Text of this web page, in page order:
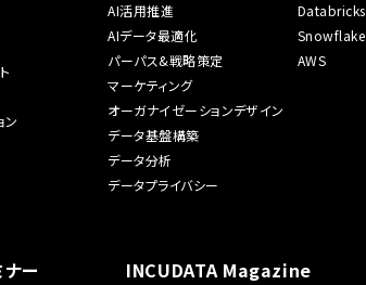
ン
AI活用推進
AIデータ最適化
パーパス&戦略策定
マーケティング
オーガナイゼーションデザイン
データ基盤構築
データ分析
データプライバシー
Databricks
Snowflake
AWS
ナー INCUDATA Magazine